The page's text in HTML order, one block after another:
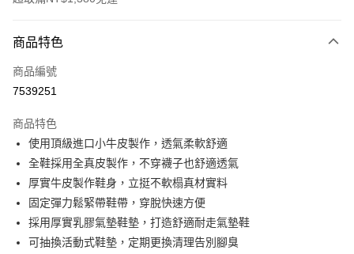
信用卡一次付款
信用卡分期付款
合作金庫商業銀行
華南商業銀行
彰化商業銀行
上海商業儲蓄銀行
台北富邦商業銀行
國泰世華商業銀行
兆豐國際商業銀行
臺灣中小企業銀行
台中商業銀行
匯豐（台灣）商業銀行
華泰商業銀行
聯邦商業銀行
遠東國際商業銀行
元大商業銀行
永豐商業銀行
超商取貨付款
LINE Pay
Apple Pay
街口支付
商品特色
商品編號
7539251
商品特色
使用頂級進口小牛皮製作，透氣柔軟舒適
全鞋採用全真皮製作，不穿襪子也舒適透氣
厚實牛皮製作鞋身，立挺不軟榻真材實料
固定彈力鬆緊帶鞋帶，穿脫快速方便
採用厚實乳膠氣墊鞋墊，打造舒適耐走氣墊鞋
可抽換活動式鞋墊，定期更換清理告別腳臭